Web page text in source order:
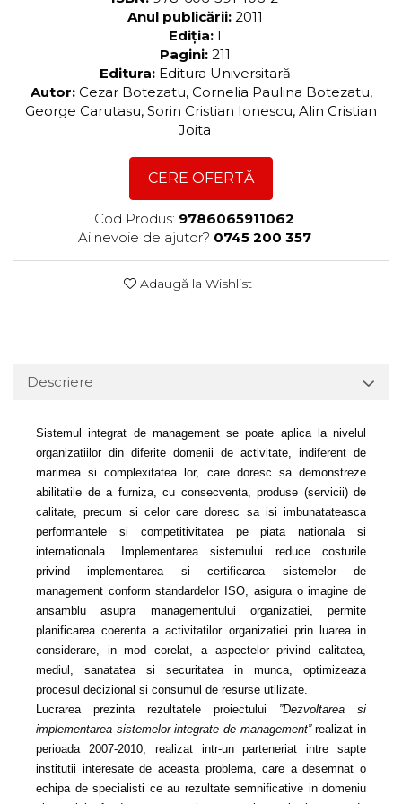
Anul publicării: 2011
Ediția: I
Pagini: 211
Editura: Editura Universitară
Autor: Cezar Botezatu, Cornelia Paulina Botezatu,
George Carutasu, Sorin Cristian Ionescu, Alin Cristian
Joita
CERE OFERTĂ
Cod Produs: 9786065911062
Ai nevoie de ajutor? 0745 200 357
Adaugă la Wishlist
Descriere
Sistemul integrat de management se poate aplica la nivelul
organizatiilor din diferite domenii de activitate, indiferent de
marimea si complexitatea lor, care doresc sa demonstreze
abilitatile de a furniza, cu consecventa, produse (servicii) de
calitate, precum si celor care doresc sa isi imbunatateasca
performantele si competitivitatea pe piata nationala si
internationala. Implementarea sistemului reduce costurile
privind imple­mentarea si certificarea sistemelor de
management conform standardelor ISO, asigura o imagine de
ansamblu asupra managementului organizatiei, permite
planificarea coerenta a activitatilor organizatiei prin luarea in
considerare, in mod corelat, a aspectelor privind calitatea,
mediul, sanatatea si securitatea in munca, optimizeaza
procesul decizional si consumul de resurse utilizate.
Lucrarea prezinta rezultatele proiectului ”Dezvoltarea si
implemen­tarea sistemelor integrate de management”realizat in
perioada 2007-2010, realizat intr-un parteneriat intre sapte
institutii interesate de aceasta problema, care a desemnat o
echipa de specialisti ce au rezultate semnificative in domeniu